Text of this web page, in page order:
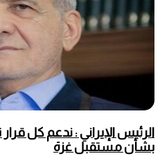
الرئيس الإيراني : ندعم كل
بشأن مستقبل غزة